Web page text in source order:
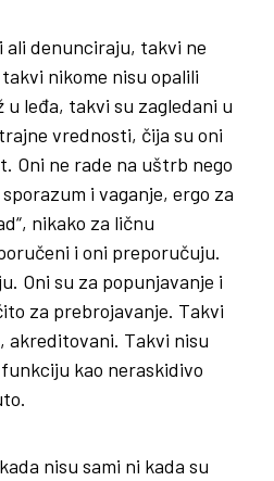
ali denunciraju, takvi ne
nikome nisu opalili
u leđa, takvi su zagledani u
vrednosti, čija su oni
Oni ne rade na uštrb nego
i vaganje, ergo za
nikako za ličnu
i oni preporučuju.
Oni su za popunjavanje i
za prebrojavanje. Takvi
akreditovani. Takvi nisu
kao neraskidivo
nisu sami ni kada su